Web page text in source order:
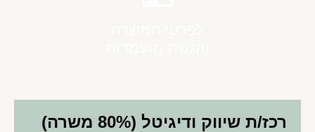
רכז/ת שיווק ודיגיטל (80% משרה)